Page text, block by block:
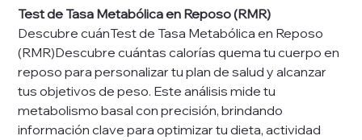
Test de Tasa Metabólica en Reposo (RMR)
Descubre cuánTest de Tasa Metabólica en Reposo
(RMR)Descubre cuántas calorías quema tu cuerpo en
reposo para personalizar tu plan de salud y alcanzar
tus objetivos de peso. Este análisis mide tu
metabolismo basal con precisión, brindando
información clave para optimizar tu dieta, actividad